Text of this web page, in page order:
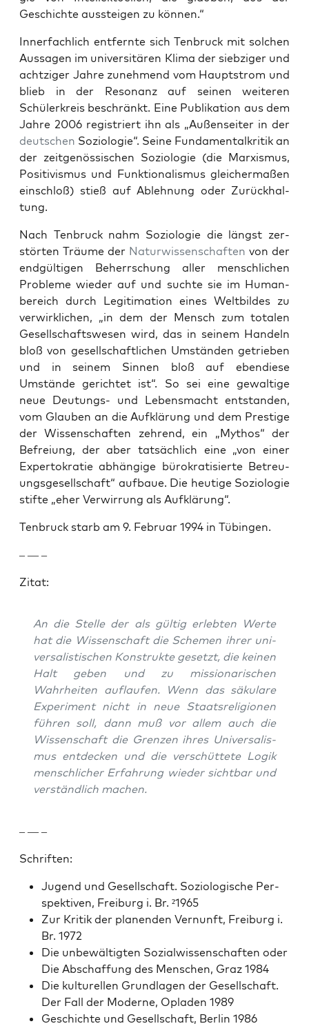
Geschichte aussteigen zu kön­nen.“
Inner­fach­lich ent­fer­nte sich Ten­bruck mit solchen
Aus­sagen im uni­ver­sitären Kli­ma der siebziger und
achtziger Jahre zunehmend vom Haupt­strom und
blieb in der Res­o­nanz auf seinen weit­eren
Schülerkreis beschränkt. Eine Pub­lika­tion aus dem
Jahre 2006 reg­istri­ert ihn als „Außen­seit­er in der
deutschen Sozi­olo­gie“. Seine Fun­da­mentalkri­tik an
der zeit­genös­sis­chen Sozi­olo­gie (die Marx­is­mus,
Pos­i­tivis­mus und Funk­tion­al­is­mus gle­icher­maßen
ein­schloß) stieß auf Ablehnung oder Zurück­hal­
tung.
Nach Ten­bruck nahm Sozi­olo­gie die längst zer­
störten Träume der Natur­wis­senschaften von der
endgülti­gen Beherrschung aller men­schlichen
Prob­leme wieder auf und suchte sie im Human­
bere­ich durch Legit­i­ma­tion eines Welt­bildes zu
ver­wirk­lichen, „in dem der Men­sch zum total­en
Gesellschaftswe­sen wird, das in seinem Han­deln
bloß von gesellschaftlichen Umstän­den getrieben
und in seinem Sin­nen bloß auf ebendiese
Umstände gerichtet ist“. So sei eine gewaltige
neue Deu­tungs- und Lebens­macht ent­standen,
vom Glauben an die Aufk­lärung und dem Pres­tige
der Wis­senschaften zehrend, ein „Mythos“ der
Befreiung, der aber tat­säch­lich eine „von ein­er
Exper­tokratie abhängige bürokratisierte Betreu­
ungs­ge­sellschaft“ auf­baue. Die heutige Sozi­olo­gie
stifte „eher Ver­wirrung als Aufk­lärung“.
Ten­bruck starb am 9. Feb­ru­ar 1994 in Tübin­gen.
– — –
Zitat:
An die Stelle der als gültig erlebten Werte
hat die Wis­senschaft die Schemen ihrer uni­
ver­sal­is­tis­chen Kon­struk­te geset­zt, die keinen
Halt geben und zu mis­sion­ar­ischen
Wahrheit­en auflaufen. Wenn das säku­lare
Exper­i­ment nicht in neue Staat­sre­li­gio­nen
führen soll, dann muß vor allem auch die
Wis­senschaft die Gren­zen ihres Uni­ver­sal­is­
mus ent­deck­en und die ver­schüt­tete Logik
men­schlich­er Erfahrung wieder sicht­bar und
ver­ständlich machen.
– — –
Schriften:
Jugend und Gesellschaft. Sozi­ol­o­gis­che Per­
spek­tiv­en, Freiburg i. Br. ²1965
Zur Kri­tik der pla­nen­den Ver­nun­ft, Freiburg i.
Br. 1972
Die unbe­wältigten Sozial­wis­senschaften oder
Die Abschaf­fung des Men­schen, Graz 1984
Die kul­turellen Grund­la­gen der Gesellschaft.
Der Fall der Mod­erne, Opladen 1989
Geschichte und Gesellschaft, Berlin 1986